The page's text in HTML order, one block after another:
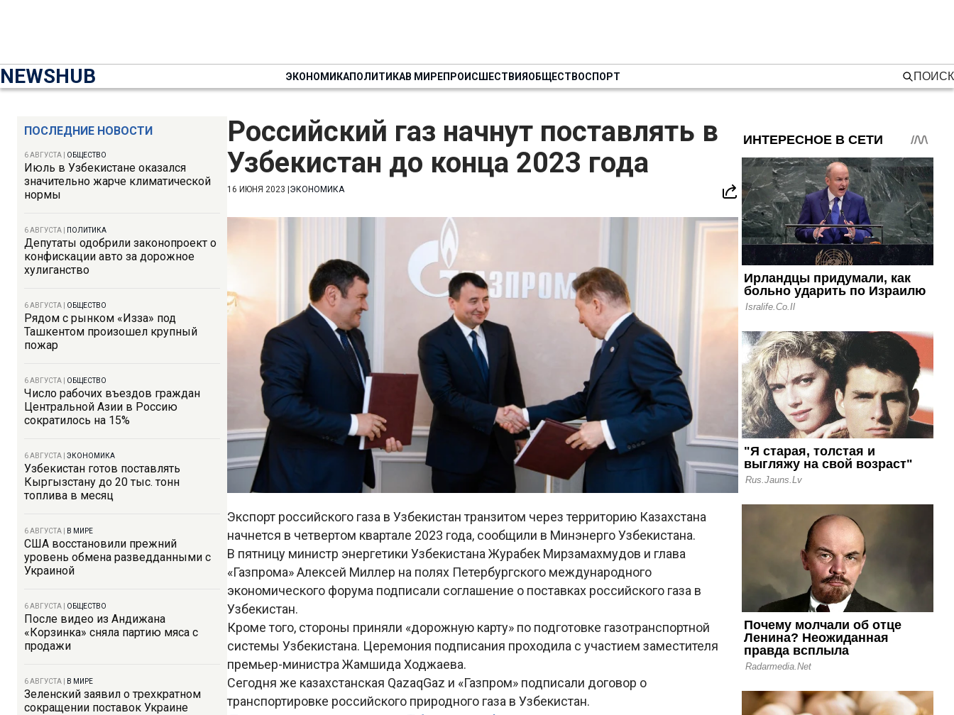
NEWSHUB ЭКОНОМИКАПОЛИТИКАВ МИРЕПРОИСШЕСТВИЯОБЩЕСТВОСПОРТ ПОИСК
ПОСЛЕДНИЕ НОВОСТИ
6 АВГУСТА ОБЩЕСТВО
Июль в Узбекистане оказался
значительно жарче климатической
нормы
6 АВГУСТА ПОЛИТИКА
Депутаты одобрили законопроект о
конфискации авто за дорожное
хулиганство
6 АВГУСТА ОБЩЕСТВО
Рядом с рынком «Изза» под
Ташкентом произошел крупный
пожар
6 АВГУСТА ОБЩЕСТВО
Число рабочих въездов граждан
Центральной Азии в Россию
сократилось на 15%
6 АВГУСТА ЭКОНОМИКА
Узбекистан готов поставлять
Кыргызстану до 20 тыс. тонн
топлива в месяц
6 АВГУСТА В МИРЕ
США восстановили прежний
уровень обмена разведданными с
Украиной
6 АВГУСТА ОБЩЕСТВО
После видео из Андижана
«Корзинка» сняла партию мяса с
продажи
6 АВГУСТА В МИРЕ
Зеленский заявил о трехкратном
сокращении поставок Украине
Российский газ начнут поставлять в
Узбекистан до конца 2023 года
16 ИЮНЯ 2023 ЭКОНОМИКА
Экспорт российского газа в Узбекистан транзитом через территорию Казахстана
начнется в четвертом квартале 2023 года, сообщили в Минэнерго Узбекистана.
В пятницу министр энергетики Узбекистана Журабек Мирзамахмудов и глава
«Газпрома» Алексей Миллер на полях Петербургского международного
экономического форума подписали соглашение о поставках российского газа в
Узбекистан.
Кроме того, стороны приняли «дорожную карту» по подготовке газотранспортной
системы Узбекистана. Церемония подписания проходила с участием заместителя
премьер-министра Жамшида Ходжаева.
Сегодня же казахстанская QazaqGaz и «Газпром» подписали договор о
транспортировке российского природного газа в Узбекистан.